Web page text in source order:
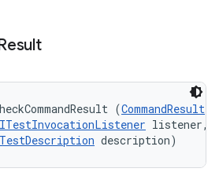
(CommandResult
ITestInvocationListener listener,
TestDescription description)